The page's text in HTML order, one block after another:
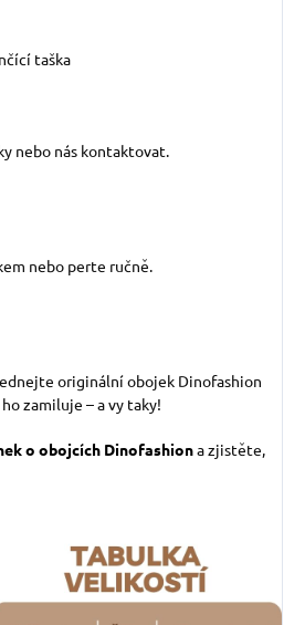
taška
nebo nás kontaktovat.
nebo perte ručně.
originální obojek Dinofashion
zamiluje – a vy taky!
o obojcích Dinofashiona zjistěte,